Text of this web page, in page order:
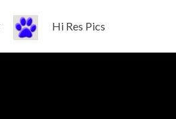
Hi Res Pics